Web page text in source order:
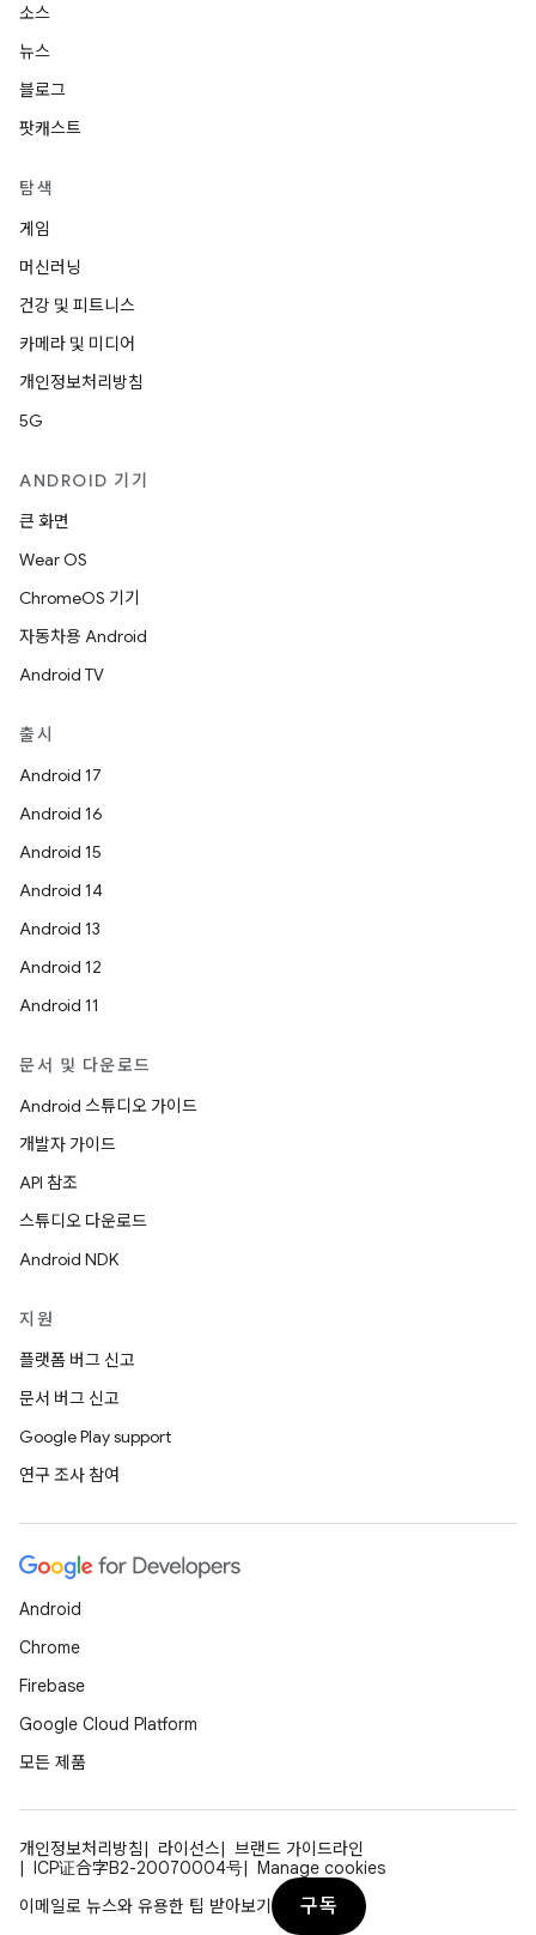
소스
뉴스
블로그
팟캐스트
탐색
게임
머신러닝
건강 및 피트니스
카메라 및 미디어
개인정보처리방침
5G
ANDROID 기기
큰 화면
Wear OS
ChromeOS 기기
자동차용 Android
Android TV
출시
Android 17
Android 16
Android 15
Android 14
Android 13
Android 12
Android 11
문서 및 다운로드
Android 스튜디오 가이드
개발자 가이드
API 참조
스튜디오 다운로드
Android NDK
지원
플랫폼 버그 신고
문서 버그 신고
Google Play support
연구 조사 참여
Android
Chrome
Firebase
Google Cloud Platform
모든 제품
개인정보처리방침 라이선스
브랜드 가이드라인
ICP证合字B2-20070004号
Manage cookies
이메일로 뉴스와 유용한 팁 받아보기
구독